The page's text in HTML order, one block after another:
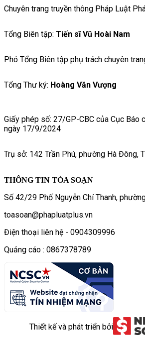
Chuyên trang truyền thông Pháp Luật
Tổng Biên tập: Tiến sĩ Vũ Hoài Nam
Phó Tổng Biên tập phụ trách chuyên
Tổng Thư ký: Hoàng Văn Vượng
Giấy phép số: 27/GP-CBC của Cục Báo
ngày 17/9/2024
Trụ sở: 142 Trần Phú, phường Hà Đông,
THÔNG TIN TÒA SOẠN
Số 42/29 Phố Nguyễn Chí Thanh,
toasoan@phapluatplus.vn
Điện thoại liên hệ - 0904309996
Quảng cáo : 0867378789
Thiết kế và phát triển bởi